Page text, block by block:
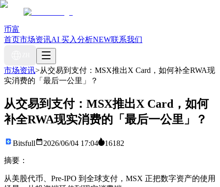
币富
首页市场资讯AI 买入分析NEW联系我们
市场资讯>从交易到支付：MSX推出X Card，如何补全RWA现
实消费的「最后一公里」？
从交易到支付：MSX推出X Card，如何
补全RWA现实消费的「最后一公里」？
Bitsfull 2026/06/04 17:04 16182
摘要：
从美股代币、Pre-IPO 到全球支付，MSX 正把数字资产的使用